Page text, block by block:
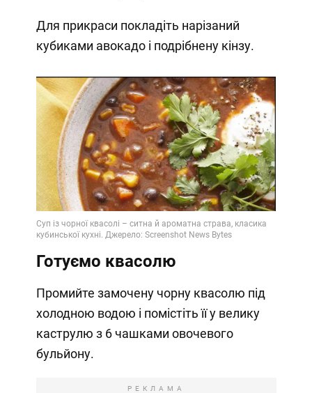
Для прикраси покладіть нарізаний
кубиками авокадо і подрібнену кінзу.
Готуємо квасолю
Промийте замочену чорну квасолю під
холодною водою і помістіть її у велику
каструлю з 6 чашками овочевого
бульйону.
РЕКЛАМА